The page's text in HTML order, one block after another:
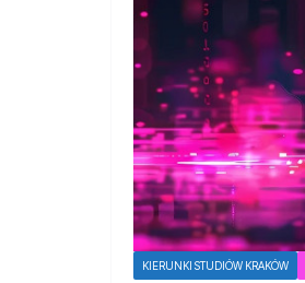
KIERUNKI STUDIÓW KRAKÓW